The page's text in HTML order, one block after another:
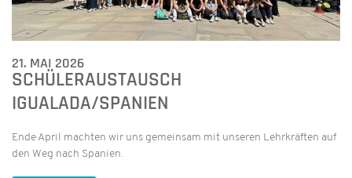
21. MAI 2026
SCHÜLERAUSTAUSCH
IGUALADA/SPANIEN
Ende April machten wir uns gemeinsam mit unseren Lehrkräften auf
den Weg nach Spanien.